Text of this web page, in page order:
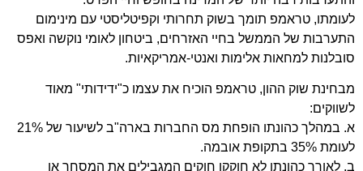
לעומתו, טראמפ תומך בשוק תחרותי וקפיטליסטי עם מינימום
התערבות של הממשל בחיי האזרחים, ביטחון לאומי נוקשה ואפס
סובלנות למחאות אלימות ואנטי-אמריקאיות.
מבחינת שוק ההון, טראמפ הוכיח את עצמו כ"ידידותי" מאוד
לשווקים:
א. במהלך כהונתו הופחת מס החברות בארה"ב לשיעור של 21%
לעומת 35% בתקופת אובמה.
ב. לאורך כהונתו לא חוקקו חוקים המגבילים את המסחר או